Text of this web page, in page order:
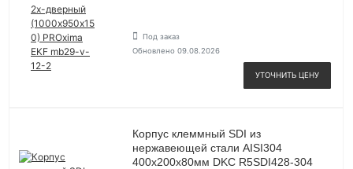
Под заказ
Обновлено 09.08.2026
УТОЧНИТЬ ЦЕНУ
Корпус клеммный SDI из
нержавеющей стали AISI304
400х200х80мм DKC R5SDI428-304